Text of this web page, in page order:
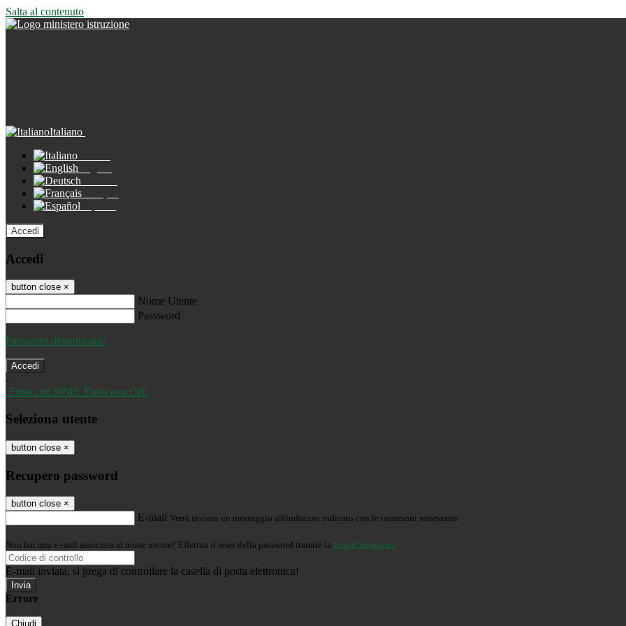
Salta al contenuto
Italiano
Accedi
Accedi
button close ×
Nome Utente
Password
Password dimenticata?
-
Entra con SPID Entra con CIE
Seleziona utente
button close ×
Recupero password
button close ×
E-mail Verrà inviato un messaggio all'indirizzo indicato con le istruzioni necessarie.
Non hai una e-mail associata al nome utente? Effettua il reset della password tramite la Login Spaggiari
E-mail inviata, si prega di controllare la casella di posta elettronica!
Errore
Chiudi